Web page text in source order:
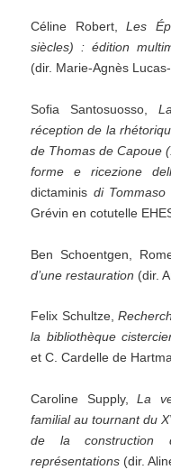
Céline Robert,Les
siècles) : édition
(dir. Marie-Agnès
Sofia Santosuosso,
réception de la
de Thomas de Capoue
forme e ricezione
dictaminis di
Grévin en cotutelle
Ben Schoentgen,
d’une restauration (dir.
Felix Schultze,
la bibliothèque
et C. Cardelle de
Caroline Supply,La
familial au tournant du
de la construction
représentations (dir.